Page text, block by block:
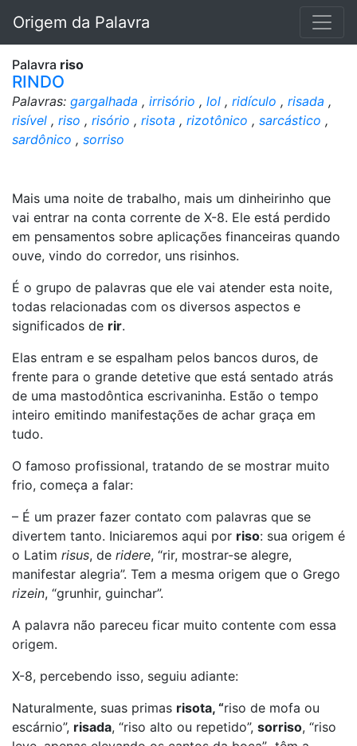
Origem da Palavra
Palavra riso
RINDO
Palavras: gargalhada , irrisório , lol , ridículo , risada ,
risível , riso , risório , risota , rizotônico , sarcástico ,
sardônico , sorriso
Mais uma noite de trabalho, mais um dinheirinho que
vai entrar na conta corrente de X-8. Ele está perdido
em pensamentos sobre aplicações financeiras quando
ouve, vindo do corredor, uns risinhos.
É o grupo de palavras que ele vai atender esta noite,
todas relacionadas com os diversos aspectos e
significados de rir.
Elas entram e se espalham pelos bancos duros, de
frente para o grande detetive que está sentado atrás
de uma mastodôntica escrivaninha. Estão o tempo
inteiro emitindo manifestações de achar graça em
tudo.
O famoso profissional, tratando de se mostrar muito
frio, começa a falar:
– É um prazer fazer contato com palavras que se
divertem tanto. Iniciaremos aqui por riso: sua origem é
o Latim risus, de ridere, “rir, mostrar-se alegre,
manifestar alegria”. Tem a mesma origem que o Grego
rizein, “grunhir, guinchar”.
A palavra não pareceu ficar muito contente com essa
origem.
X-8, percebendo isso, seguiu adiante:
Naturalmente, suas primas risota, “riso de mofa ou
escárnio”, risada, “riso alto ou repetido”, sorriso, “riso